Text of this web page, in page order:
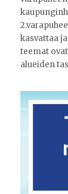
kasvattaa
teemat
alueiden